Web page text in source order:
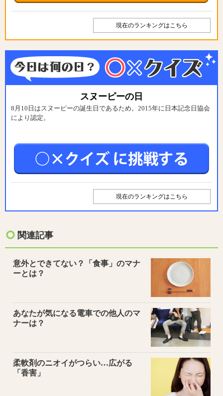
現在のランキングはこちら
スヌーピーの日
8月10日はスヌーピーの誕生日であるため。2015年に日本記念日協会
により認定。
現在のランキングはこちら
関連記事
意外とできてない？「食事」のマナ
ーとは？
あなたが気になる電車での他人のマ
ナーは？
柔軟剤のニオイがつらい…広がる
「香害」